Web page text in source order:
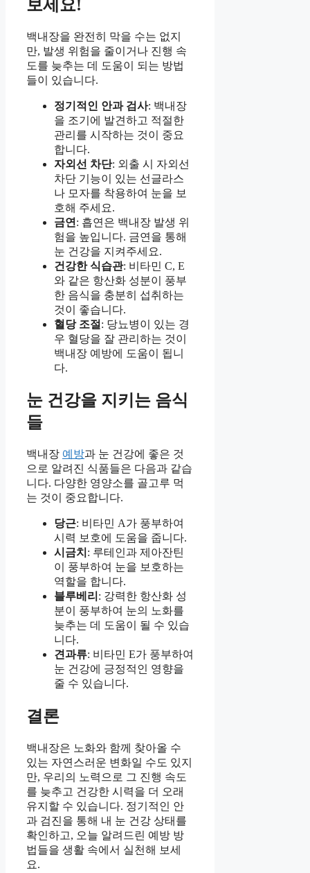
보세요!
백내장을 완전히 막을 수는 없지
만, 발생 위험을 줄이거나 진행 속
도를 늦추는 데 도움이 되는 방법
들이 있습니다.
정기적인 안과 검사: 백내장
을 조기에 발견하고 적절한
관리를 시작하는 것이 중요
합니다.
자외선 차단: 외출 시 자외선
차단 기능이 있는 선글라스
나 모자를 착용하여 눈을 보
호해 주세요.
금연 : 흡연은 백내장 발생 위
험을 높입니다. 금연을 통해
눈 건강을 지켜주세요.
건강한 식습관: 비타민 C, E
와 같은 항산화 성분이 풍부
한 음식을 충분히 섭취하는
것이 좋습니다.
혈당 조절 : 당뇨병이 있는 경
우 혈당을 잘 관리하는 것이
백내장 예방에 도움이 됩니
다.
눈 건강을 지키는 음식
들
백내장 예방과 눈 건강에 좋은 것
으로 알려진 식품들은 다음과 같습
니다. 다양한 영양소를 골고루 먹
는 것이 중요합니다.
당근: 비타민 A가 풍부하여
시력 보호에 도움을 줍니다.
시금치 : 루테인과 제아잔틴
이 풍부하여 눈을 보호하는
역할을 합니다.
블루베리 : 강력한 항산화 성
분이 풍부하여 눈의 노화를
늦추는 데 도움이 될 수 있습
니다.
견과류: 비타민 E가 풍부하여
눈 건강에 긍정적인 영향을
줄 수 있습니다.
결론
백내장은 노화와 함께 찾아올 수
있는 자연스러운 변화일 수도 있지
만, 우리의 노력으로 그 진행 속도
를 늦추고 건강한 시력을 더 오래
유지할 수 있습니다. 정기적인 안
과 검진을 통해 내 눈 건강 상태를
확인하고, 오늘 알려드린 예방 방
법들을 생활 속에서 실천해 보세
요.